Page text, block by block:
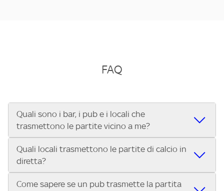
FAQ
Quali sono i bar, i pub e i locali che
trasmettono le partite vicino a me?
Se cerchi un bar, pub, ristorante o locale vicino a te per
vedere le partite di Serie A ENILIVE, la Serie C Sky Wifi, la
UEFA Champions League, la UEFA Europa League, la UEFA
Conference League, il Tennis, la Formula 1®, la MotoGP™ e
Quali locali trasmettono le partite di calcio in
diretta?
Vuoi sapere quali bar, pub o ristoranti mostrano le partite
Come sapere se un pub trasmette la partita